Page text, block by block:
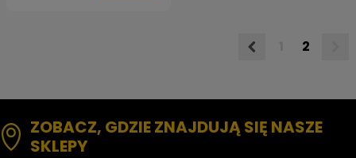
2
ZOBACZ, GDZIE ZNAJDUJĄ SIĘ NASZE
SKLEPY